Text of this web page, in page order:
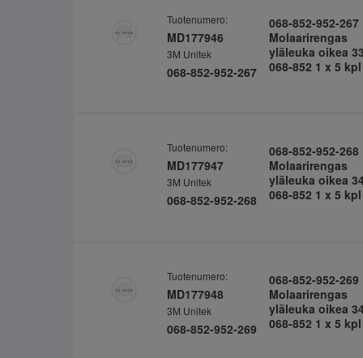
Tuotenumero:
MD177946
3M Unitek
068-852-952-267
068-852-952-267
Molaarirengas
yläleuka oikea
068-852 1 x 5 kpl
Tuotenumero:
MD177947
3M Unitek
068-852-952-268
068-852-952-268
Molaarirengas
yläleuka oikea
068-852 1 x 5 kpl
Tuotenumero:
MD177948
3M Unitek
068-852-952-269
068-852-952-269
Molaarirengas
yläleuka oikea
068-852 1 x 5 kpl